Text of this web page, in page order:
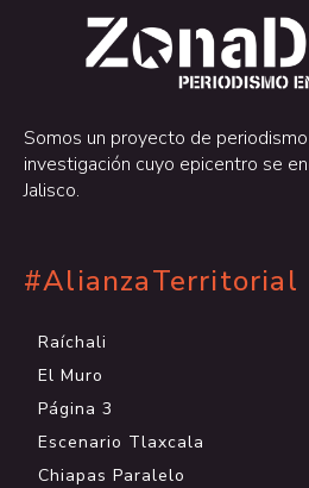
Somos un proyecto de
investigación cuyo epicentro se
Jalisco.
#AlianzaTerritorial
Raíchali
El Muro
Página 3
Escenario Tlaxcala
Chiapas Paralelo